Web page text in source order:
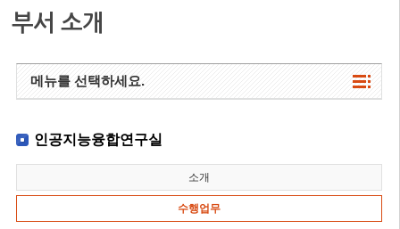
부서 소개
메뉴를 선택하세요.
인공지능융합연구실
소개
수행업무